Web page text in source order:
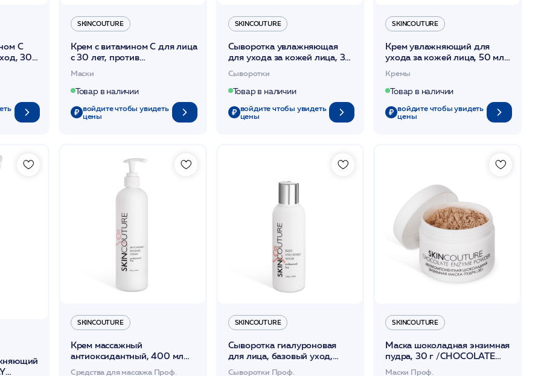
С
30
SKINCOUTURE
Крем с витамином С для лица
с 30 лет, против
C CREAM /SKINCOUTURE*
Маски
Товар в наличии
войдите чтобы увидеть
цены
SKINCOUTURE
Сыворотка увлажняющая
для ухода за кожей лица, 30
/SKINCOUTURE*
Сыворотки
Товар в наличии
войдите чтобы увидеть
цены
SKINCOUTURE
Крем увлажняющий для
ухода за кожей лица, 50 мл
/SKINCOUTURE*
Кремы
Товар в наличии
войдите чтобы увидеть
цены
SKINCOUTURE
Крем массажный
антиоксидантный, 400 мл
/ANTIOXIDANT MASSAGE
Средства для массажа Проф.
SKINCOUTURE
Сыворотка гиалуроновая
для лица, базовый уход,
100мл /BASIC HYALURONIC
Сыворотки Проф.
SKINCOUTURE
Маска шоколадная энзимная
пудра, 30 г /CHOCOLATE
Маски Проф.